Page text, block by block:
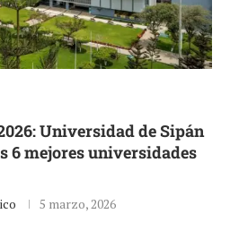
Universidad de Sipán
6 mejores universidades
5 marzo, 2026